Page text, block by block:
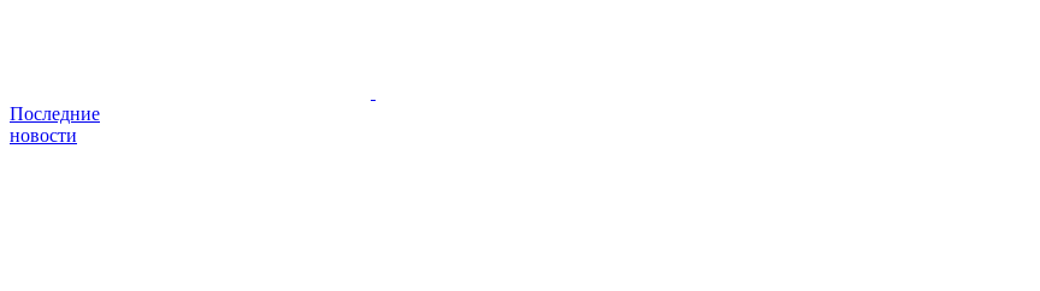
Последние
новости